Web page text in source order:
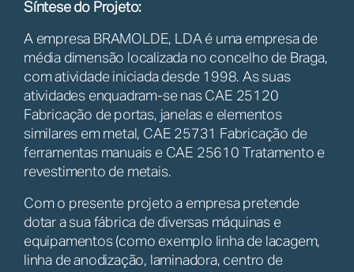
Síntese do Projeto:
A empresa BRAMOLDE, LDA é uma empresa de
média dimensão localizada no concelho de Braga,
com atividade iniciada desde 1998. As suas
atividades enquadram-se nas CAE 25120
Fabricação de portas, janelas e elementos
similares em metal, CAE 25731 Fabricação de
ferramentas manuais e CAE 25610 Tratamento e
revestimento de metais.
Com o presente projeto a empresa pretende
dotar a sua fábrica de diversas máquinas e
equipamentos (como exemplo linha de lacagem,
linha de anodização, laminadora, centro de